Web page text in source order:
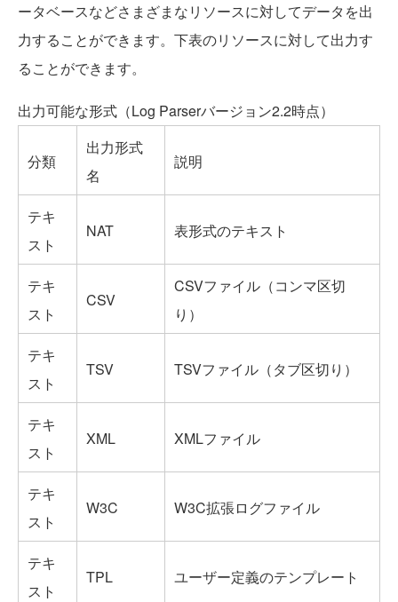
ータベースなどさまざまなリソースに対してデータを出
力することができます。下表のリソースに対して出力す
ることができます。
出力可能な形式（Log Parserバージョン2.2時点）
分類
出力形式
名
説明
テキ
スト
NAT 表形式のテキスト
テキ
スト
CSV
CSVファイル（コンマ区切
り）
テキ
スト
TSV TSVファイル（タブ区切り）
テキ
スト
XML XMLファイル
テキ
スト
W3C W3C拡張ログファイル
テキ
スト
TPL ユーザー定義のテンプレート